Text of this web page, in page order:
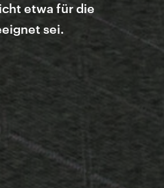
etwa für die
sei.